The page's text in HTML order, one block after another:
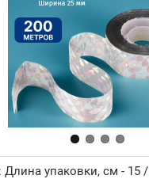
Длина упаковки, см - 15 /